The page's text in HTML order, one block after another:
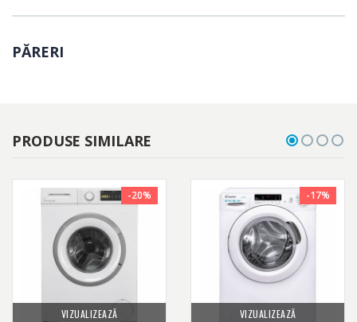
PĂRERI
PRODUSE SIMILARE
VIZUALIZEAZĂ
-20%
VIZUALIZEAZĂ
-17%